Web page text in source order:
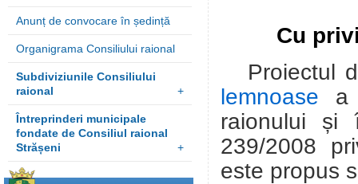
Anunț de convocare în ședință
Organigrama Consiliului raional
Subdiviziunile Consiliului
raional
+
Întreprinderi municipale
fondate de Consiliul raional
Strășeni
+
Cu
Proiectul
lemnoase a
raionului și
239/2008
este propus